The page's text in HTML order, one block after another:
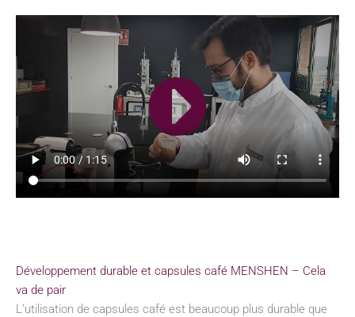
Développement durable et capsules café MENSHEN – Cela
va de pair
L’utilisation de capsules café est beaucoup plus durable que